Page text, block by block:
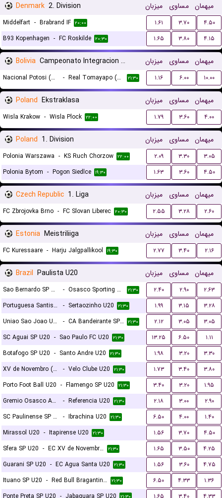
Denmark 2. Division میزبان مساوی میهمان
Middelfart - Brabrand IF ۲۰:۰۰ ۱.۶۱ ۳.۷۰
۴.۵۰
B93 Kopenhagen - FC Roskilde ۲۰:۳۰ ۱.۶۵ ۳.۸۰ ۴.۱۵
Bolivia Campeonato Integracion Women میزبان مساوی میهمان
Nacional Potosi (W) - Real Tomayapo (W) ۲۱:۳۰ ۱.۱۶ ۶.۰۰ ۱۰.۰۰
Poland Ekstraklasa میزبان مساوی میهمان
Wisla Krakow - Wisla Plock ۲۲:۰۰ ۱.۷۹ ۳.۶۰ ۴.۰۰
Poland 1. Division میزبان مساوی میهمان
Polonia Warszawa - KS Ruch Chorzow ۲۲:۰۰ ۲.۰۹ ۳.۳۰
۳.۰۵
Polonia Bytom - Pogon Siedlce ۱۹:۳۰ ۱.۶۳ ۳.۶۰ ۴.۵۰
Czech Republic 1. Liga میزبان مساوی میهمان
FC Zbrojovka Brno - FC Slovan Liberec ۲۰:۳۰ ۲.۵۵ ۳.۲۸ ۲.۶۰
Estonia Meistriliiga میزبان مساوی میهمان
FC Kuressaare - Harju Jalgpallikool ۱۹:۳۰ ۲.۷۷ ۳.۴۰ ۲.۱۶
Brazil Paulista U20 میزبان مساوی میهمان
Sao Bernardo SP U20 - Osasco Sporting SP U20 ۲۱:۳۰ ۲.۴۰ ۲.۹۰
۲.۶۳
Portuguesa Santista U20
- Sertaozinho U20 ۲۱:۳۰ ۱.۹۹ ۳.۱۵
۳.۲۸
Uniao Sao Joao U20
- CA Bandeirante SP U20 ۲۱:۳۰ ۲.۱۲ ۳.۰۵
۳.۰۵
SC Aguai SP U20 - Sao Paulo FC U20 ۲۱:۳۰ ۱۳.۲۵ ۶.۵۰
۱.۱۱
Botafogo SP U20 - Santo Andre U20 ۲۱:۳۰ ۱.۹۸ ۳.۲۰
۳.۳۰
XV de Novembro (Piracicaba) U20
- Velo Clube U20 ۲۱:۳۰ ۱.۷۳ ۳.۴۰
۳.۸۰
Porto Foot Ball U20 - Flamengo SP U20 ۲۱:۳۰ ۳.۴۰ ۳.۲۰
۱.۹۵
Gremio Osasco Audax SP U20
- Referencia U20 ۲۱:۳۰ ۲.۱۸ ۳.۰۰
۲.۹۰
SC Paulinense SP U20
- Ibrachina U20 ۲۱:۳۰ ۶.۵۰ ۴.۰۰
۱.۴۰
Mirassol U20 - Itapirense U20 ۲۱:۳۰ ۱.۵۶ ۳.۷۰
۴.۵۰
Sfera SP U20 - EC XV de Novembro de Jau SP U20 ۲۱:۳۰ ۱.۶۵ ۳.۵۰
۴.۲۵
Guarani SP U20 - EC Agua Santa U20 ۲۱:۳۰ ۱.۵۶ ۳.۶۰
۴.۷۵
Ituano SP U20 - Red Bull Bragantino SP U20 ۲۱:۳۰ ۶.۵۰ ۴.۳۳
۱.۳۶